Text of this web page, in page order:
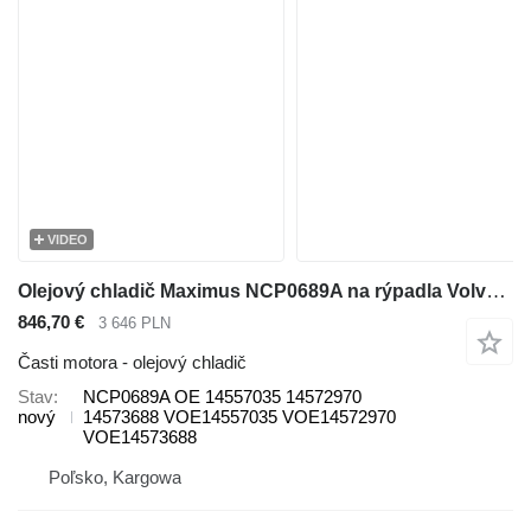
VIDEO
Olejový chladič Maximus NCP0689A na rýpadla Volvo EW160C, EW180C ,EW210C
846,70 € 3 646 PLN
Časti motora - olejový chladič
Stav
nový
NCP0689A OE 14557035 14572970
14573688 VOE14557035 VOE14572970
VOE14573688
Poľsko, Kargowa